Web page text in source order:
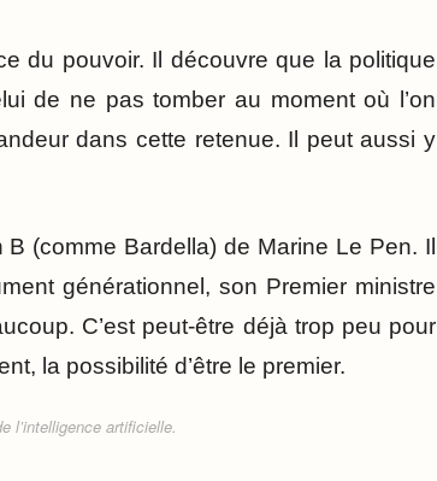
du pouvoir. Il découvre que la politique
de ne pas tomber au moment où l’on
dans cette retenue. Il peut aussi y
(comme Bardella) de Marine Le Pen. Il
générationnel, son Premier ministre
C’est peut-être déjà trop peu pour
la possibilité d’être le premier.
l’intelligence artificielle.